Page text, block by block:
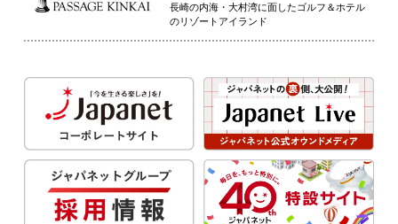
長崎の内海・大村湾に面したゴルフ＆ホテル
のリゾートアイランド